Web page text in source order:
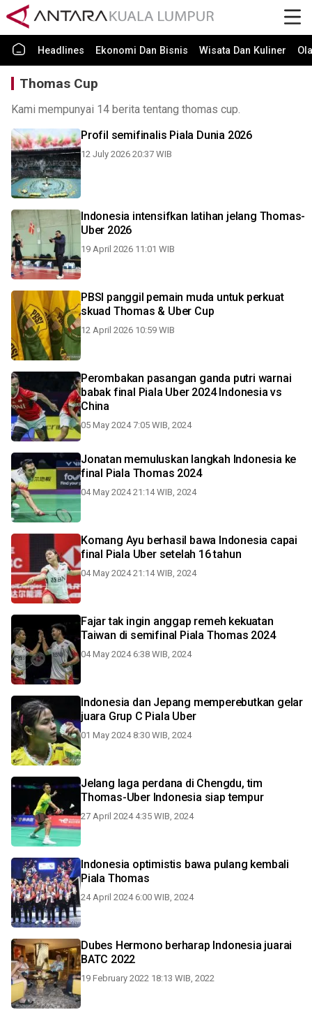
Headlines Ekonomi Dan Bisnis Wisata Dan Kuliner
Thomas Cup
Kami mempunyai 14 berita tentang thomas cup.
Profil semifinalis Piala Dunia 2026
12 July 2026 20:37 WIB
Indonesia intensifkan latihan jelang Thomas-
Uber 2026
19 April 2026 11:01 WIB
PBSI panggil pemain muda untuk perkuat
skuad Thomas & Uber Cup
12 April 2026 10:59 WIB
Perombakan pasangan ganda putri warnai
babak final Piala Uber 2024 Indonesia vs
China
05 May 2024 7:05 WIB, 2024
Jonatan memuluskan langkah Indonesia ke
final Piala Thomas 2024
04 May 2024 21:14 WIB, 2024
Komang Ayu berhasil bawa Indonesia capai
final Piala Uber setelah 16 tahun
04 May 2024 21:14 WIB, 2024
Fajar tak ingin anggap remeh kekuatan
Taiwan di semifinal Piala Thomas 2024
04 May 2024 6:38 WIB, 2024
Indonesia dan Jepang memperebutkan gelar
juara Grup C Piala Uber
01 May 2024 8:30 WIB, 2024
Jelang laga perdana di Chengdu, tim
Thomas-Uber Indonesia siap tempur
27 April 2024 4:35 WIB, 2024
Indonesia optimistis bawa pulang kembali
Piala Thomas
24 April 2024 6:00 WIB, 2024
Dubes Hermono berharap Indonesia juarai
BATC 2022
19 February 2022 18:13 WIB, 2022